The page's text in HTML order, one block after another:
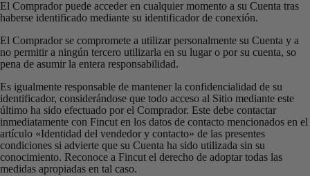
El Comprador puede acceder en cualquier momento a su Cuenta tras
haberse identificado mediante su identificador de conexión.
El Comprador se compromete a utilizar personalmente su Cuenta y a
no permitir a ningún tercero utilizarla en su lugar o por su cuenta, so
pena de asumir la entera responsabilidad.
Es igualmente responsable de mantener la confidencialidad de su
identificador, considerándose que todo acceso al Sitio mediante este
último ha sido efectuado por el Comprador. Este debe contactar
inmediatamente con Fincut en los datos de contacto mencionados en el
artículo «Identidad del vendedor y contacto» de las presentes
condiciones si advierte que su Cuenta ha sido utilizada sin su
conocimiento. Reconoce a Fincut el derecho de adoptar todas las
medidas apropiadas en tal caso.